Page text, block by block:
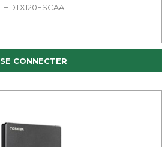
HDTX120ESCAA
SE CONNECTER